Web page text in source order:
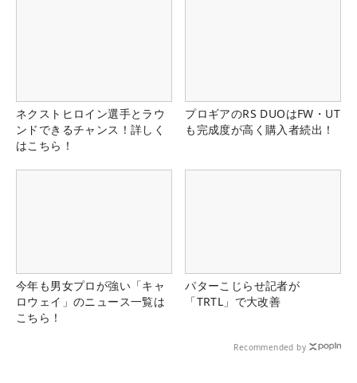
ネクストヒロイン選手とラウ
ンドできるチャンス！詳しく
はこちら！
プロギアのRS DUOはFW・UT
も完成度が高く購入者続出！
今年も男女プロが強い「キャ
ロウェイ」のニュース一覧は
こちら！
パターこじらせ記者が
「TRTL」で大改善
Recommended by